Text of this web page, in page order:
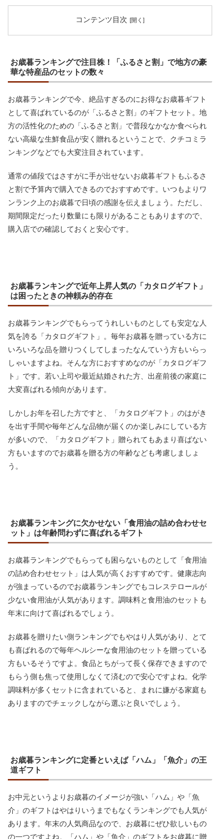
コンテンツ目次
お歳暮ランキングで注目株！「ふるさと割」で地方の豪
華な特産品のセットの数々
お歳暮ランキングで今、絶品すぎるのにお得なお歳暮ギフト
として喜ばれているのが「ふるさと割」のギフトセット。地
方の活性化のための「ふるさと割」で普段なかなか食べられ
ない高級な生鮮食品が安く贈れるということで、クチコミラ
ンキングなどでも大変注目されています。
通常の値段ではさすがに手が出せないお歳暮ギフトもふるさ
と割で予算内で購入できるのでおすすめです。いつもよりワ
ンランク上のお歳暮で日頃の感謝を伝えましょう。ただし、
期間限定だったり数量にも限りがあることもありますので、
購入店での確認しておくと安心です。
お歳暮ランキングで近年上昇人気の「カタログギフト」
は困ったときの神頼み的存在
お歳暮ランキングでもらってうれしいものとしても安定な人
気を誇る「カタログギフト」。毎年お歳暮を贈っている方に
いろいろな品を贈りつくしてしまったなんていう方もいらっ
しゃいますよね。そんな方におすすめなのが「カタログギフ
ト」です。若い上司や最近結婚された方、出産前後の家庭に
大変喜ばれる傾向があります。
しかしお年を召した方ですと、「カタログギフト」のはがき
を出す手間や毎年どんな品物が届くのか楽しみにしている方
が多いので、「カタログギフト」贈られてもあまり喜ばない
方もいますのでお歳暮を贈る方の年齢なども考慮しましょ
う。
お歳暮ランキングに欠かせない「食用油の詰め合わせセ
ット」は年齢問わずに喜ばれるギフト
お歳暮ランキングでもらっても困らないものとして「食用油
の詰め合わせセット」は人気が高くおすすめです。健康志向
が強まっているのでお歳暮ランキングでもコレステロールが
少ない食用油が人気があります。調味料と食用油のセットも
年末に向けて喜ばれるでしょう。
お歳暮を贈りたい側ランキングでもやはり人気があり、とて
も喜ばれるので毎年ヘルシーな食用油のセットを贈っている
方もいるそうですよ。食品とちがって長く保存できますので
もらう側も焦って使用しなくて済むので安心ですよね。化学
調味料が多くセットに含まれていると、まれに嫌がる家庭も
ありますのでチェックしながら選ぶと良いでしょう。
お歳暮ランキングに定番といえば「ハム」「魚介」の王
道ギフト
お中元というよりお歳暮のイメージが強い「ハム」や「魚
介」のギフトはやはりいうまでもなくランキングでも人気が
あります。年末の人気商品なので、お歳暮にぜひ欲しいもの
の一つですよね。「ハム」や「魚介」のギフトをお歳暮に贈